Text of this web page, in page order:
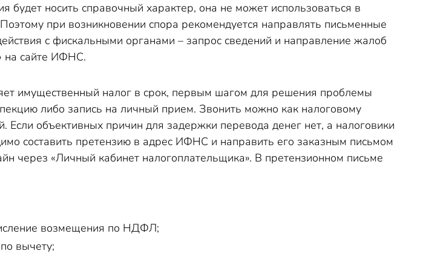
будет носить справочный характер, она не может использоваться в
при возникновении спора рекомендуется направлять письменные
с фискальными органами – запрос сведений и направление жалоб
на сайте ИФНС.
имущественный налог в срок, первым шагом для решения проблемы
либо запись на личный прием. Звонить можно как налоговому
Если объективных причин для задержки перевода денег нет, а налоговики
составить претензию в адрес ИФНС и направить его заказным письмом
через «Личный кабинет налогоплательщика». В претензионном письме
возмещения по НДФЛ;
вычету;